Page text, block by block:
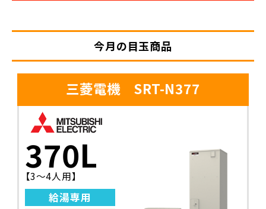
今月の目玉商品
三菱電機 SRT-N377
370L
【3〜4人用】
給湯専用